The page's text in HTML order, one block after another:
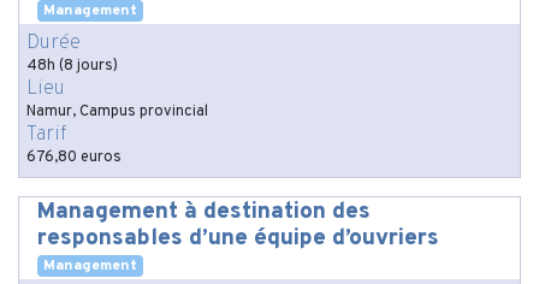
Management
Durée
48h (8 jours)
Lieu
Namur, Campus provincial
Tarif
676,80 euros
Management à destination des
responsables d’une équipe d’ouvriers
Management